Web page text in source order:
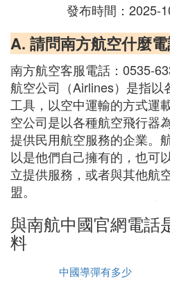
發布時間：2025-
A. 請問南方航空什麼
南方航空客服電話：0535-
航空公司（Airlines）是指以
工具，以空中運輸的方式運
空公司是以各種航空飛行器
提供民用航空服務的企業。
以是他們自己擁有的，也可
立提供服務，或者與其他航
盟。
與南航中國官網電話
料
中國導彈有多少